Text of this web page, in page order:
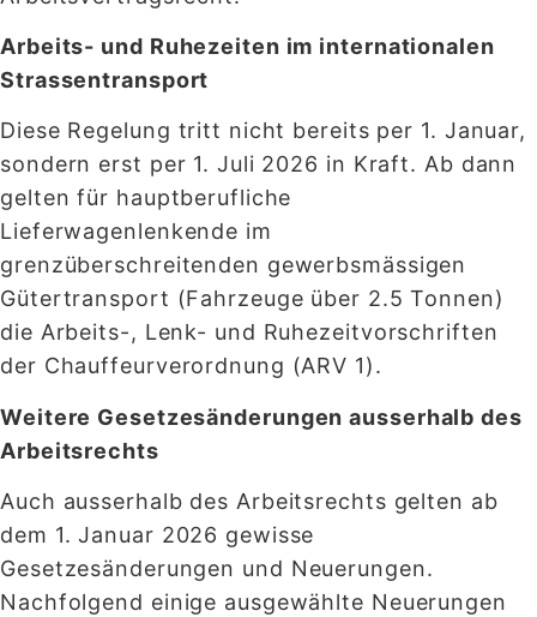
Arbeits- und Ruhezeiten im internationalen
Strassentransport
Diese Regelung tritt nicht bereits per 1. Januar,
sondern erst per 1. Juli 2026 in Kraft. Ab dann
gelten für hauptberufliche
Lieferwagenlenkende im
grenzüberschreitenden gewerbsmässigen
Gütertransport (Fahrzeuge über 2.5 Tonnen)
die Arbeits-, Lenk- und Ruhezeitvorschriften
der Chauffeurverordnung (ARV 1).
Weitere Gesetzesänderungen ausserhalb des
Arbeitsrechts
Auch ausserhalb des Arbeitsrechts gelten ab
dem 1. Januar 2026 gewisse
Gesetzesänderungen und Neuerungen.
Nachfolgend einige ausgewählte Neuerungen